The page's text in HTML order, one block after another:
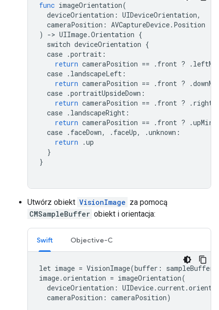
func imageOrientation(
deviceOrientation : UIDeviceOrientation,
cameraPosition : AVCaptureDevice. Position
)
-> UIImage.Orientation {
switch deviceOrientation {
case .portrait :
return cameraPosition == . front ? .
case . landscapeLeft :
return cameraPosition == . front ? .
case .portraitUpsideDown :
return cameraPosition == . front ? .
case . landscapeRight :
return cameraPosition == . front ? .
case . faceDown, . faceUp, .unknown :
return
.up
}
}
Utwórz obiekt VisionImage za pomocą
CMSampleBuffer obiekt i orientacja:
Swift Objective-C
let image = VisionImage(buffer : sampleBuffer
image.orientation = imageOrientation(
deviceOrientation : UIDevice.current.
cameraPosition : cameraPosition)